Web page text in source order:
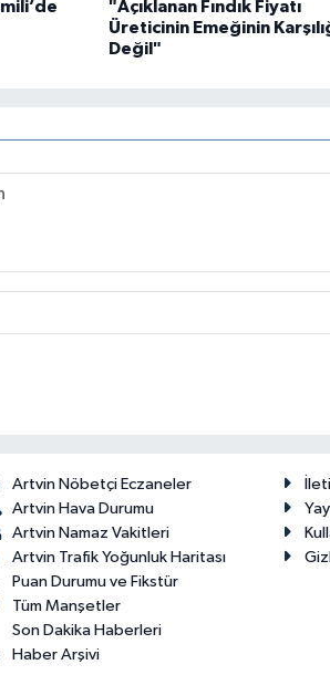
"Açıklanan Fındık Fiyatı
Üreticinin Emeğinin
Değil"
Artvin Nöbetçi Eczaneler
Artvin Hava Durumu
Artvin Namaz Vakitleri
Artvin Trafik Yoğunluk Haritası
Puan Durumu ve Fikstür
Tüm Manşetler
Son Dakika Haberleri
Haber Arşivi